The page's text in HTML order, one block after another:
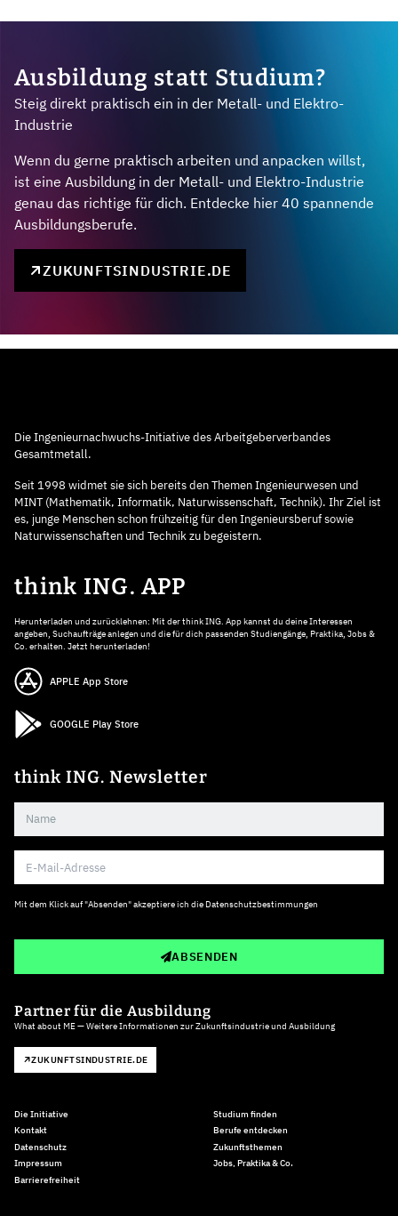
Ausbildung statt Studium?
Steig direkt praktisch ein in der Metall- und Elektro-
Industrie
Wenn du gerne praktisch arbeiten und anpacken willst,
ist eine Ausbildung in der Metall- und Elektro-Industrie
genau das richtige für dich. Entdecke hier 40 spannende
Ausbildungsberufe.
ZUKUNFTSINDUSTRIE.DE
Die Ingenieurnachwuchs-Initiative des Arbeitgeberverbandes
Gesamtmetall.
Seit 1998 widmet sie sich bereits den Themen Ingenieurwesen und
MINT (Mathematik, Informatik, Naturwissenschaft, Technik). Ihr Ziel ist
es, junge Menschen schon frühzeitig für den Ingenieursberuf sowie
Naturwissenschaften und Technik zu begeistern.
think ING. APP
Herunterladen und zurücklehnen: Mit der think ING. App kannst du deine Interessen
angeben, Suchaufträge anlegen und die für dich passenden Studiengänge, Praktika, Jobs &
Co. erhalten. Jetzt herunterladen!
APPLE App Store
GOOGLE Play Store
think ING. Newsletter
Mit dem Klick auf "Absenden" akzeptiere ich die Datenschutzbestimmungen
ABSENDEN
Partner für die Ausbildung
What about ME — Weitere Informationen zur Zukunftsindustrie und Ausbildung
ZUKUNFTSINDUSTRIE.DE
Die Initiative
Kontakt
Datenschutz
Impressum
Barrierefreiheit
Studium finden
Berufe entdecken
Zukunftsthemen
Jobs, Praktika & Co.